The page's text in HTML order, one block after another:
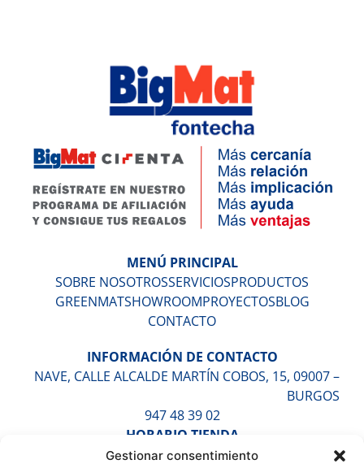
Gestionar consentimiento
MENÚ PRINCIPAL
SOBRE NOSOTROSSERVICIOSPRODUCTOS
GREENMATSHOWROOMPROYECTOSBLOG
CONTACTO
INFORMACIÓN DE CONTACTO
NAVE, CALLE ALCALDE MARTÍN COBOS, 15, 09007 –
BURGOS
947 48 39 02
HORARIO TIENDA
LUNES A VIERNES DE 9:30H A 13:30H Y DE 16:30H A